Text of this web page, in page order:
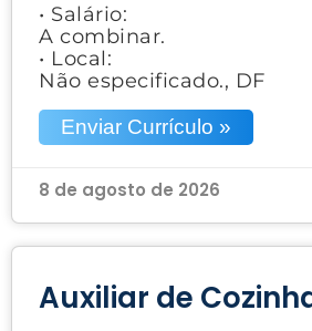
• Salário:
A combinar.
• Local:
Não especificado., DF
Enviar Currículo »
8 de agosto de 2026
Auxiliar de